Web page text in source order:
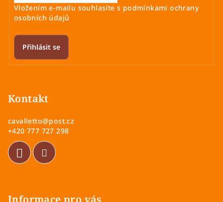
k
i
Vložením e-mailu souhlasíte s podmínkami ochrany
osobních údajů
Přihlásit se
Kontakt
cavalletto@post.cz
+420 777 727 298
Informace pro vás